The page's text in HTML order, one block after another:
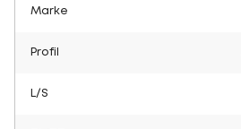
Marke
Profil
L/S